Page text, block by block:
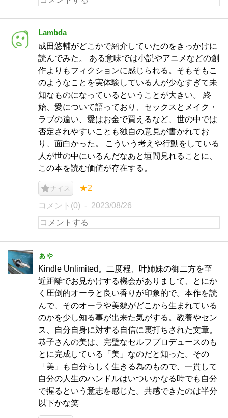
Lambda
成田悠輔がどこかで紹介していたのをきっかけに
読んでみた。 ある意味では小説やアニメなどの創
作よりもフィクションに感じられる。そもそもこ
のようなことを実体験している人が少なすぎて未
知なものになっているということが大きい。 終
始、愛について語っており、セックスとメイク・
ラブの違い、愛はお金で買えるなど、世の中では
否定されやすいことも独自の意見が書かれてお
り、面白かった。 こういう考えや行動をしている
人が世の中にいるんだなあと垣間見れることに、
この本を読む価値が存在する。
ナイス ★2
コメント(0) 2023/08/26
ぁゃ
Kindle Unlimited。二度程、叶姉妹の御二方を至
近距離でお見かけする機会がありまして、とにか
く圧倒的オーラと良い香りが印象的で。本作を読
んで、そのオーラや美貌がどこから生まれている
のかを少し知る事が出来た気がする。教養やセン
ス、自分自身に対する自信に裏打ちされた文章。
恭子さんの美は、完璧なセルフプロデュースのも
とに完成している「美」なのだと知った。その
「美」も自分らしく生きる為のもので、一貫して
自分の人生のハンドルはいついかなる時でも自分
で握るという意志を感じた。共感できたのは半分
以下かな笑